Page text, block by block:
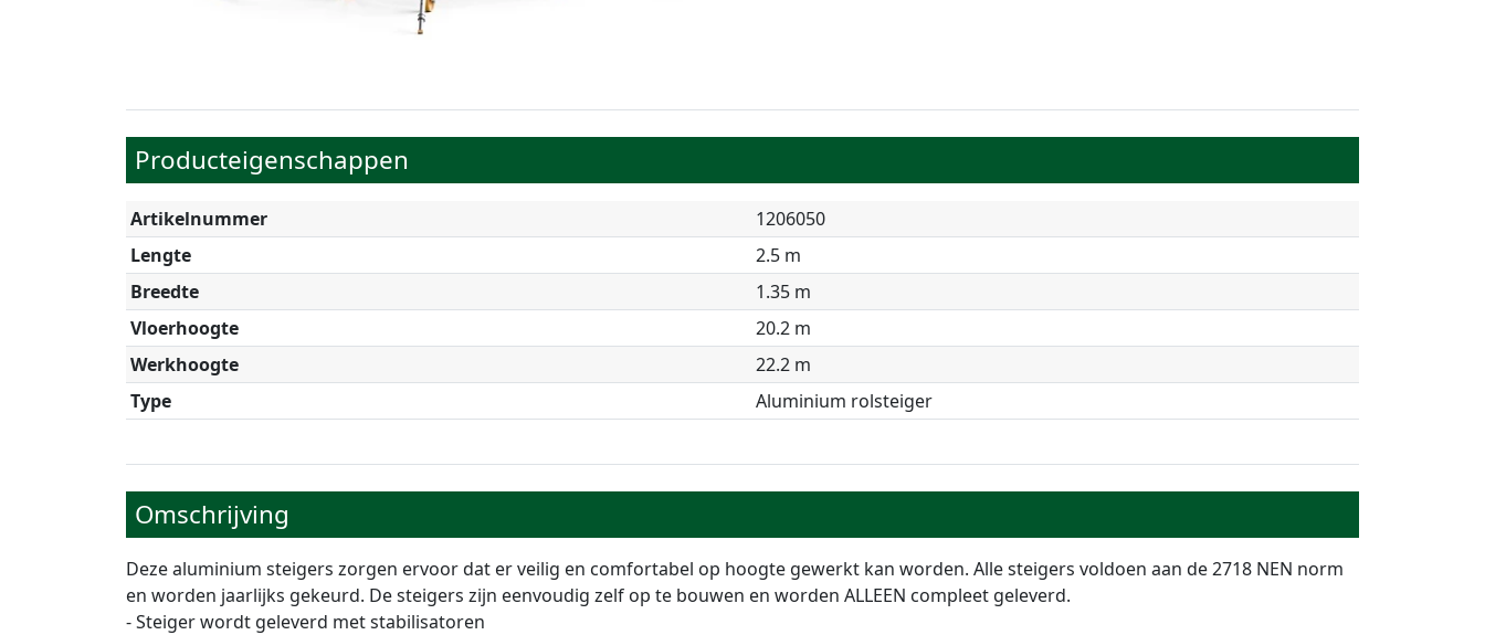
Producteigenschappen
Artikelnummer
1206050
Lengte
2.5 m
Breedte
1.35 m
Vloerhoogte
20.2 m
Werkhoogte
22.2 m
Type
Aluminium rolsteiger
Omschrijving
Deze aluminium steigers zorgen ervoor dat er veilig en comfortabel op hoogte gewerkt kan worden. Alle steigers voldoen aan de 2718 NEN norm
en worden jaarlijks gekeurd. De steigers zijn eenvoudig zelf op te bouwen en worden ALLEEN compleet geleverd.
- Steiger wordt geleverd met stabilisatoren